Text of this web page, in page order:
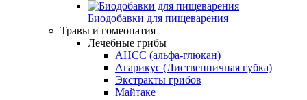
Биодобавки для пищеварения
Травы и гомеопатия
Лечебные грибы
AHCC (альфа-глюкан)
Агарикус (Лиственничная губка)
Экстракты грибов
Майтаке